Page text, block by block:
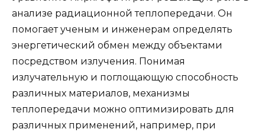
анализе радиационной теплопередачи. Он
помогает ученым и инженерам определять
энергетический обмен между объектами
посредством излучения. Понимая
излучательную и поглощающую способность
различных материалов, механизмы
теплопередачи можно оптимизировать для
различных применений, например, при